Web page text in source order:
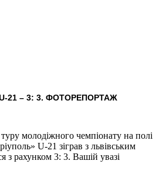
21 – 3: 3. ФОТОРЕПОРТАЖ
молодіжного чемпіонату на полі
U-21 зіграв з львівським
з рахунком 3: 3. Вашій увазі